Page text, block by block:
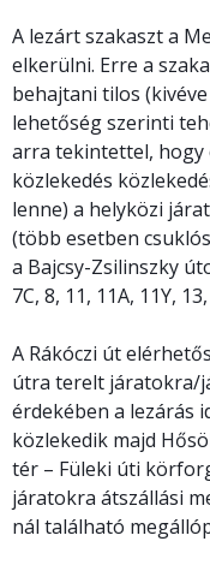
A lezárt szakaszt a
elkerülni. Erre a
behajtani tilos
lehetőség szerinti
arra tekintettel, hogy
közlekedés
lenne) a helyközi
(több esetben
a Bajcsy-Zsilinszky
7C, 8, 11, 11A, 11Y,
A Rákóczi út
útra terelt járatokra/
érdekében a lezárás
közlekedik majd
tér – Füleki úti
járatokra átszállási
nál található